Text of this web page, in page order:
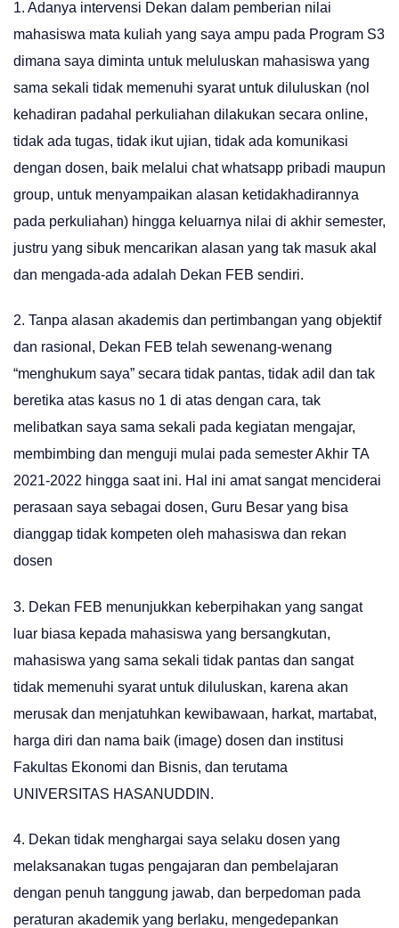
1. Adanya intervensi Dekan dalam pemberian nilai
mahasiswa mata kuliah yang saya ampu pada Program S3
dimana saya diminta untuk meluluskan mahasiswa yang
sama sekali tidak memenuhi syarat untuk diluluskan (nol
kehadiran padahal perkuliahan dilakukan secara online,
tidak ada tugas, tidak ikut ujian, tidak ada komunikasi
dengan dosen, baik melalui chat whatsapp pribadi maupun
group, untuk menyampaikan alasan ketidakhadirannya
pada perkuliahan) hingga keluarnya nilai di akhir semester,
justru yang sibuk mencarikan alasan yang tak masuk akal
dan mengada-ada adalah Dekan FEB sendiri.
2. Tanpa alasan akademis dan pertimbangan yang objektif
dan rasional, Dekan FEB telah sewenang-wenang
“menghukum saya” secara tidak pantas, tidak adil dan tak
beretika atas kasus no 1 di atas dengan cara, tak
melibatkan saya sama sekali pada kegiatan mengajar,
membimbing dan menguji mulai pada semester Akhir TA
2021-2022 hingga saat ini. Hal ini amat sangat menciderai
perasaan saya sebagai dosen, Guru Besar yang bisa
dianggap tidak kompeten oleh mahasiswa dan rekan
dosen
3. Dekan FEB menunjukkan keberpihakan yang sangat
luar biasa kepada mahasiswa yang bersangkutan,
mahasiswa yang sama sekali tidak pantas dan sangat
tidak memenuhi syarat untuk diluluskan, karena akan
merusak dan menjatuhkan kewibawaan, harkat, martabat,
harga diri dan nama baik (image) dosen dan institusi
Fakultas Ekonomi dan Bisnis, dan terutama
UNIVERSITAS HASANUDDIN.
4. Dekan tidak menghargai saya selaku dosen yang
melaksanakan tugas pengajaran dan pembelajaran
dengan penuh tanggung jawab, dan berpedoman pada
peraturan akademik yang berlaku, mengedepankan